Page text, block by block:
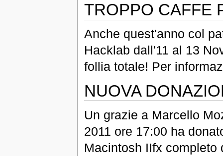
TROPPO CAFFE
Anche quest'anno col
Hacklab dall'11 al 13
follia totale! Per
NUOVA
Un grazie a Marcello
2011 ore 17:00 ha
Macintosh IIfx completo